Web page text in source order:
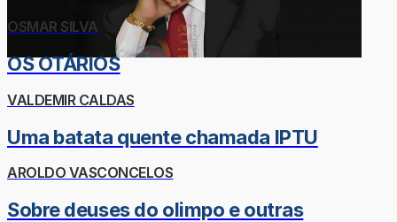
OSMAR SILVA
OS OTÁRIOS
VALDEMIR CALDAS
Uma batata quente chamada IPTU
AROLDO VASCONCELOS
Sobre deuses do olimpo e outras